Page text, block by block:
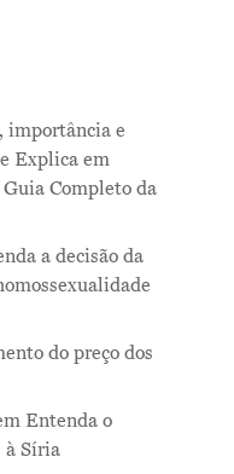
importância e
Explica em
Completo da
a decisão da
do preço dos
Entenda o
à Síria